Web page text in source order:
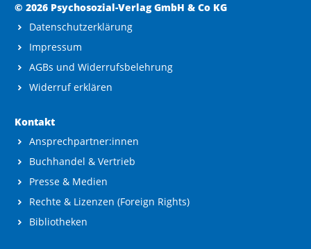
© 2026 Psychosozial-Verlag GmbH & Co KG
Datenschutzerklärung
Impressum
AGBs und Widerrufsbelehrung
Widerruf erklären
Kontakt
Ansprechpartner:innen
Buchhandel & Vertrieb
Presse & Medien
Rechte & Lizenzen (Foreign Rights)
Bibliotheken